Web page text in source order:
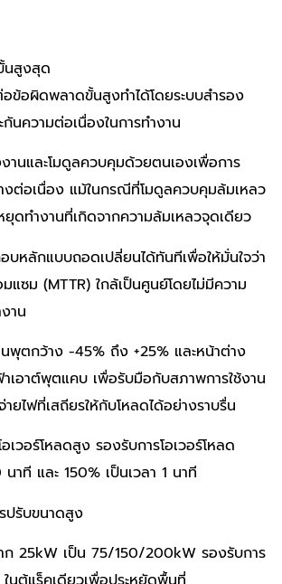
นสูงสุด
ข้อผิดพลาดขั้นสูงทำได้โดยระบบสำรอง
นความต่อเนื่องในการทำงาน
านและโมดูลควบคุมด้วยตนเองเพื่อการ
งต่อเนื่อง แม้ในกรณีที่โมดูลควบคุมล้มเหลว
ดทำงานที่เกิดจากความล้มเหลวจุดเดียว
บหลักแบบถอดเปลี่ยนได้ทันทีเพื่อให้มั่นใจว่า
มแซม (MTTR) ใกล้เป็นศูนย์โดยไม่มีความ
าน
พุตกว้าง -45% ถึง +25% และหน้าต่าง
เอาต์พุตแคบ เพื่อรับมือกับสภาพการใช้งาน
ายไฟที่เสถียรให้กับโหลดได้อย่างราบรื่น
เวอร์โหลดสูง รองรับการโอเวอร์โหลด
นาที และ 150% เป็นเวลา 1 นาที
ปรับขนาดสูง
ก 25kW เป็น 75/150/200kW รองรับการ